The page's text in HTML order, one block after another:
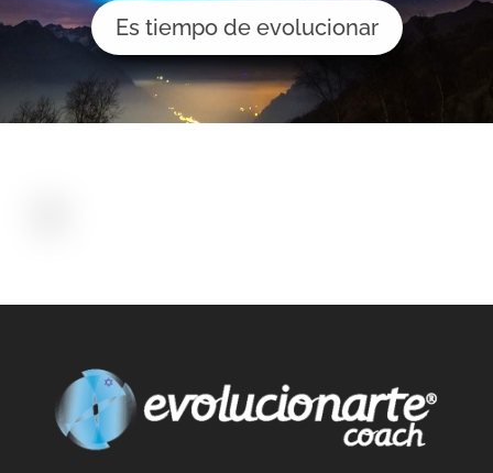
Es tiempo de evolucionar